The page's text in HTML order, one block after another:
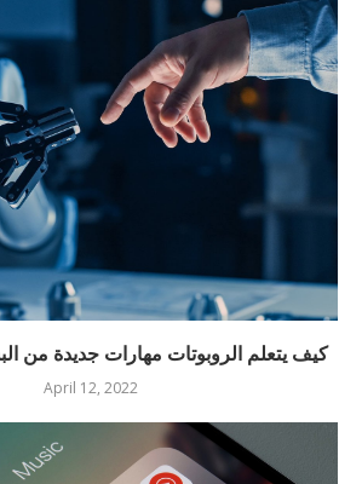
كيف يتعلم الروبوتات مهارات جديدة من
April 12, 2022